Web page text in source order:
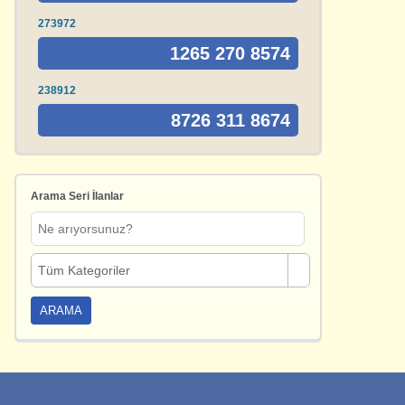
273972
1265 270 8574
238912
8726 311 8674
Arama Seri İlanlar
Tüm Kategoriler